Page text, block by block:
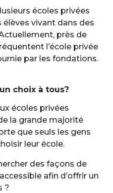
écoles privées
vivant dans des
près de
l’école privée
par les fondations.
choix à tous?
écoles privées
la grande majorité
que seuls les gens
leur école.
des façons de
afin d’offrir un
?